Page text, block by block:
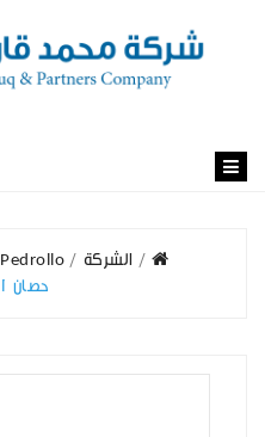
الشركة Pedrollo
حصان 1 انش فراشين